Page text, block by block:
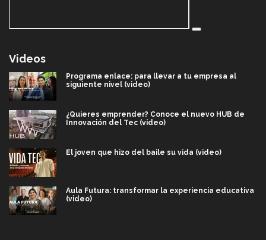
Videos
Programa enlace: para llevar a tu empresa al
siguiente nivel (video)
¿Quieres emprender? Conoce el nuevo HUB de
Innovación del Tec (video)
El joven que hizo del baile su vida (video)
Aula Futura: transformar la experiencia educativa
(video)